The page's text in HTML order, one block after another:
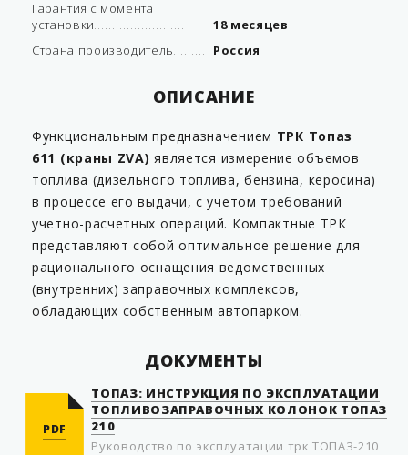
Гарантия с момента
установки
18 месяцев
Страна производитель
Россия
ОПИСАНИЕ
Функциональным предназначением ТРК Топаз
611 (краны ZVA) является измерение объемов
топлива (дизельного топлива, бензина, керосина)
в процессе его выдачи, с учетом требований
учетно-расчетных операций. Компактные ТРК
представляют собой оптимальное решение для
рационального оснащения ведомственных
(внутренних) заправочных комплексов,
обладающих собственным автопарком.
ДОКУМЕНТЫ
PDF
ТОПАЗ: ИНСТРУКЦИЯ ПО ЭКСПЛУАТАЦИИ
ТОПЛИВОЗАПРАВОЧНЫХ КОЛОНОК ТОПАЗ
210
Руководство по эксплуатации трк ТОПАЗ-210